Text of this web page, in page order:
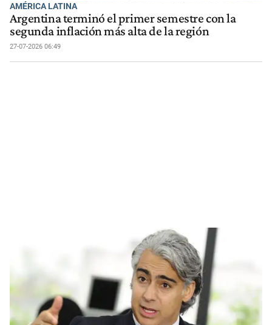
AMÉRICA LATINA
Argentina terminó el primer semestre con la
segunda inflación más alta de la región
27-07-2026 06:49